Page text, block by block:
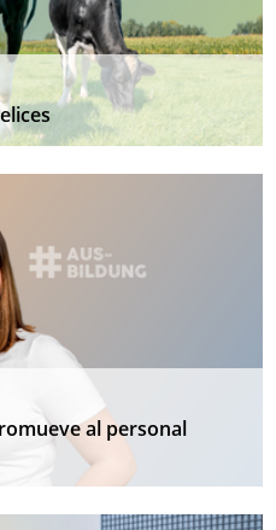
al personal